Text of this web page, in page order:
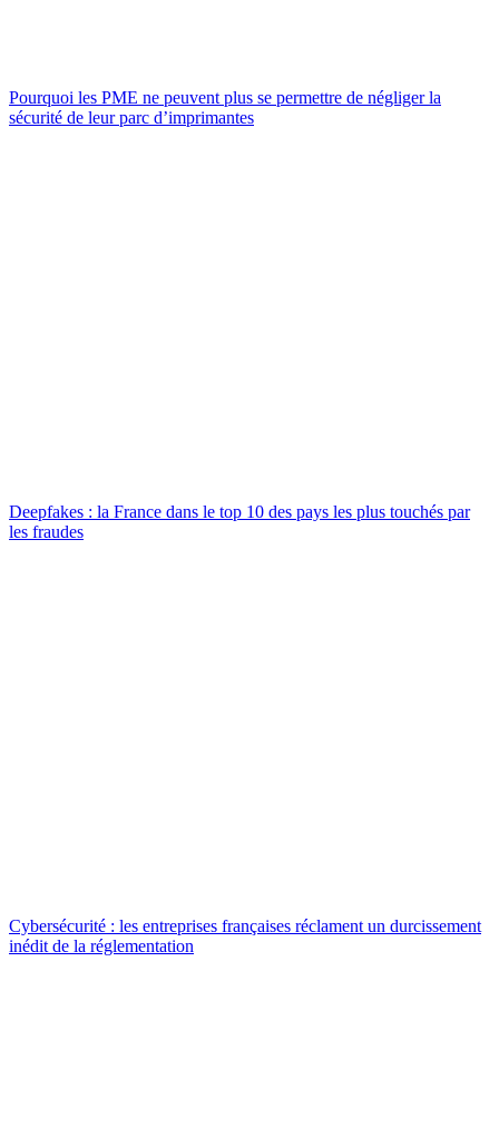
Pourquoi les PME ne peuvent plus se permettre de négliger la
sécurité de leur parc d’imprimantes
Deepfakes : la France dans le top 10 des pays les plus touchés par
les fraudes
Cybersécurité : les entreprises françaises réclament un durcissement
inédit de la réglementation